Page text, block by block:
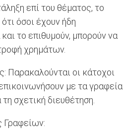
επί του θέματος, το
όσοι έχουν ήδη
το επιθυμούν, μπορούν να
χρημάτων.
Παρακαλούνται οι κάτοχοι
με τα γραφεία
σχετική διευθέτηση.
Γραφείων: